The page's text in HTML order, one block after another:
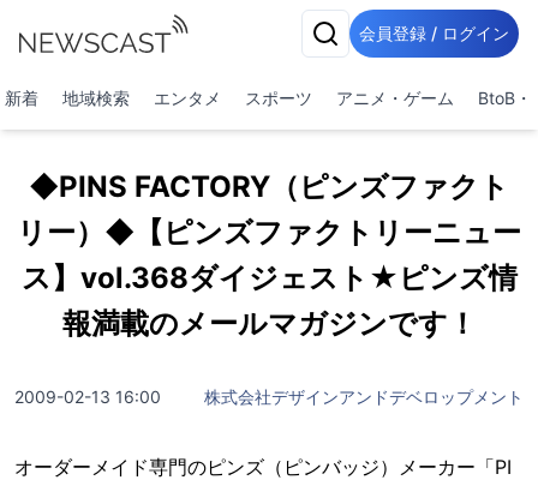
会員登録 / ログイン
新着 地域検索 エンタメ スポーツ アニメ・ゲーム BtoB・
◆PINS FACTORY（ピンズファクト
リー）◆【ピンズファクトリーニュー
ス】vol.368ダイジェスト★ピンズ情
報満載のメールマガジンです！
2009-02-13 16:00 株式会社デザインアンドデベロップメント
オーダーメイド専門のピンズ（ピンバッジ）メーカー「PI